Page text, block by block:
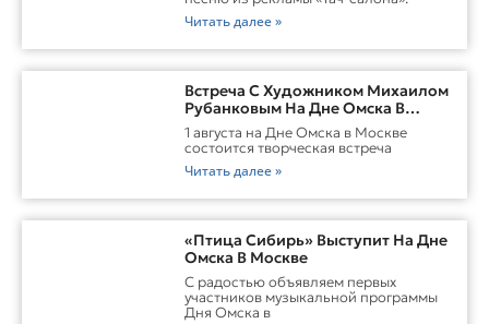
Читать далее »
Встреча С Художником Михаилом
Рубанковым На Дне Омска В
Москве
1 августа на Дне Омска в Москве
состоится творческая встреча
Читать далее »
«Птица Сибирь» Выступит На Дне
Омска В Москве
С радостью объявляем первых
участников музыкальной программы
Дня Омска в